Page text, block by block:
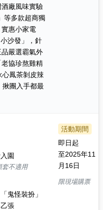
廠風味實驗
等多款超商獨
惠小家電
小沙發」，針
嚴選霸氣外
協珍熬雞精
鳳茶剝皮辣
揪團入手都最
園
套不適用
鬼怪裝扮」
張
活動期間
即日起
至2025年11
月16日
限現場購票